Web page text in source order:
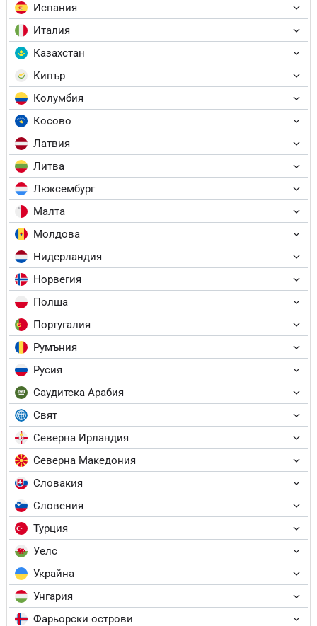
Испания
Италия
Казахстан
Кипър
Колумбия
Косово
Латвия
Литва
Люксембург
Малта
Молдова
Нидерландия
Норвегия
Полша
Португалия
Румъния
Русия
Саудитска Арабия
Свят
Северна Ирландия
Северна Македония
Словакия
Словения
Турция
Уелс
Украйна
Унгария
Фарьорски острови